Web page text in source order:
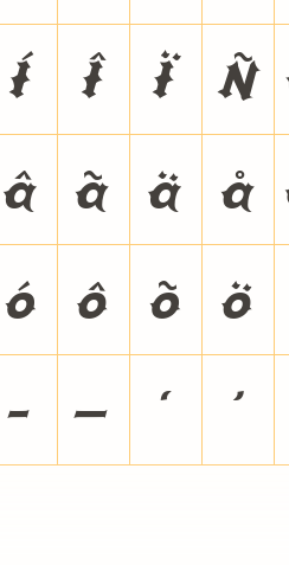
Í Î Ï Ñ
â ã ä å
ó ô õ ö
– — ‘ ’